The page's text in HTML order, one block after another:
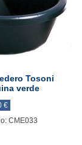
Tosoni
verde
€
CME033